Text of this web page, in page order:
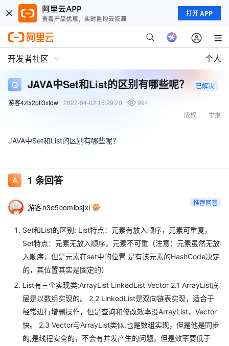
打开 APP
开发者社区 个人
JAVA中Set和List的区别有哪些呢？
已解决
游客4ztx2pti3xtdw 2022-04-02 15:29:20
994
举报
版权
JAVA中Set和List的区别有哪些呢？
1 条回答
游客n3e5comlbsjxi 推荐回答
Set和List的区别: List特点：元素有放⼊顺序，元素可重复，
Set特点：元素⽆放⼊顺序，元素不可重（注意：元素虽然⽆放
⼊顺序，但是元素在set中的位置 是有该元素的HashCode决定
的，其位置其实是固定的）
List有三个实现类:ArrayList LinkedList Vector 2.1 ArrayList底
层是以数组实现的。 2.2 LinkedList是双向链表实现，适合于
经常进⾏增删操作，但是查询和修改效率没ArrayList、Vector
快。 2.3 Vector与ArrayList类似,也是数组实现，但是他是同步
的,是线程安全的，不会有并发产⽣的问题，但是效率要低于